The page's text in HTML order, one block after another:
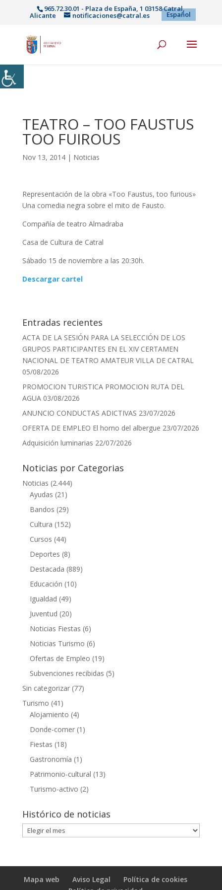
965.72.30.01 - Plaza de España, 1 03158 Catral,
Alicante notificaciones@catral.es Español
TEATRO – TOO FAUSTUS
TOO FUIROUS
Nov 13, 2014| Noticias
Representación de la obra «Too Faustus, too furious»
Una comedia negra sobre el mito de Fausto.
Compañía de teatro Almadraba
Casa de Cultura de Catral
Sábado 15 de noviembre a las 20:30h.
Descargar cartel
Entradas recientes
ACTA DE LA SESIÓN PARA LA SELECCIÓN DE LOS
GRUPOS PARTICIPANTES EN EL XIV CERTAMEN
NACIONAL DE TEATRO AMATEUR VILLA DE CATRAL
05/08/2026
PROMOCION TURISTICA PROMOCION RUTA DEL
AGUA 03/08/2026
ANUNCIO CONDUCTAS ADICTIVAS 23/07/2026
OFERTA DE EMPLEO El horno del albergue 23/07/2026
Adquisición luminarias 22/07/2026
Noticias por Categorias
Noticias (2.444)
Ayudas (21)
Bandos (29)
Cultura (152)
Cursos (44)
Deportes (8)
Destacada (889)
Educación (10)
Igualdad (49)
Juventud (20)
Noticias Fiestas (6)
Noticias Turismo (6)
Ofertas de Empleo (19)
Subvenciones recibidas (5)
Sin categorizar(77)
Turismo (41)
Alojamiento (4)
Donde-comer(1)
Fiestas (18)
Gastronomía (1)
Patrimonio-cultural (13)
Turismo-activo (2)
Histórico de noticias
Histórico
de
Mapa web Aviso Legal
Política de cookies